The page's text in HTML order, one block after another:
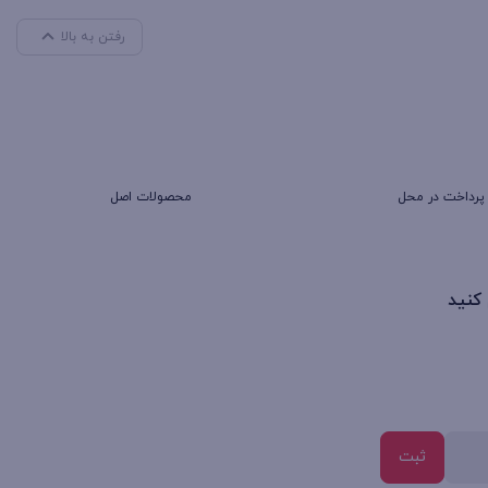
رفتن به بالا
پرداخت در محل محصولات اصل
کنید